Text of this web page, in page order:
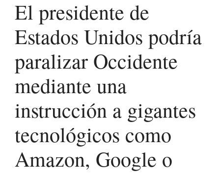
El presidente de
Estados Unidos podría
paralizar Occidente
mediante una
instrucción a gigantes
tecnológicos como
Amazon, Google o